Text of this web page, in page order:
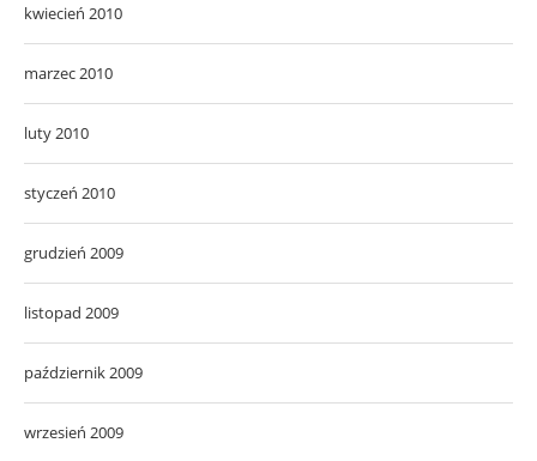
kwiecień 2010
marzec 2010
luty 2010
styczeń 2010
grudzień 2009
listopad 2009
październik 2009
wrzesień 2009